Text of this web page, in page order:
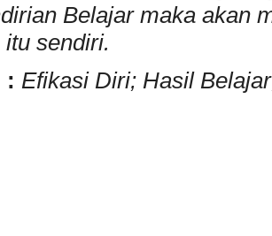
Belajar maka akan
sendiri.
: Efikasi Diri; Hasil